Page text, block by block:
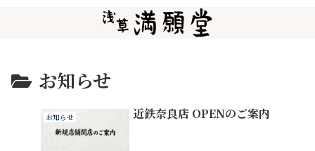
お知らせ
お知らせ 近鉄奈良店 OPENのご案内